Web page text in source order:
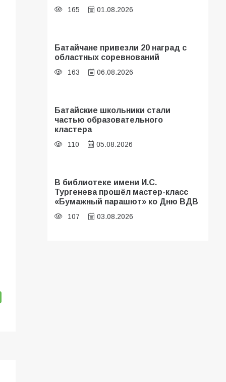
165 01.08.2026
Батайчане привезли 20 наград с
областных соревнований
163 06.08.2026
Батайские школьники стали
частью образовательного
кластера
110 05.08.2026
В библиотеке имени И.С.
Тургенева прошёл мастер-класс
«Бумажный парашют» ко Дню ВДВ
107 03.08.2026